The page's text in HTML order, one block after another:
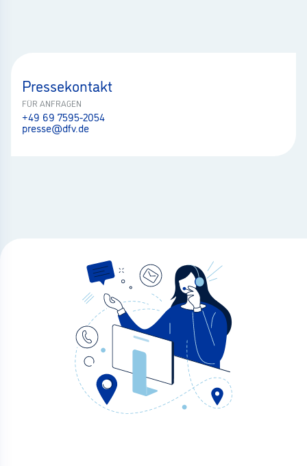
Pressekontakt
FÜR ANFRAGEN
+49 69 7595-2054
presse@dfv.de